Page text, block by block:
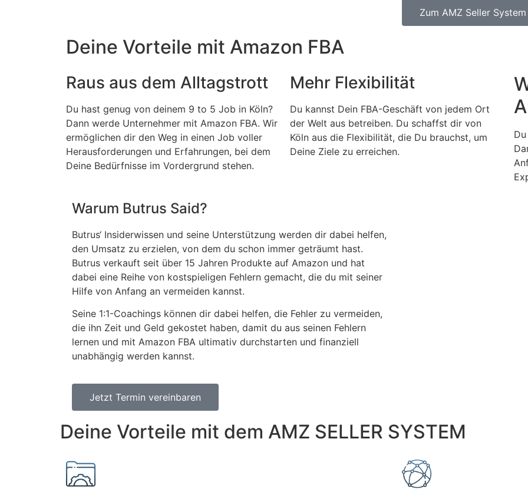
Zum AMZ Seller System
Deine Vorteile mit Amazon FBA
Raus aus dem Alltagstrott
Du hast genug von deinem 9 to 5 Job in Köln?
Dann werde Unternehmer mit Amazon FBA. Wir
ermöglichen dir den Weg in einen Job voller
Herausforderungen und Erfahrungen, bei dem
Deine Bedürfnisse im Vordergrund stehen.
Mehr Flexibilität
Du kannst Dein FBA-Geschäft von jedem Ort
der Welt aus betreiben. Du schaffst dir von
Köln aus die Flexibilität, die Du brauchst, um
Deine Ziele zu erreichen.
Warum Butrus Said?
Butrus‘ Insiderwissen und seine Unterstützung werden dir dabei helfen,
den Umsatz zu erzielen, von dem du schon immer geträumt hast.
Butrus verkauft seit über 15 Jahren Produkte auf Amazon und hat
dabei eine Reihe von kostspieligen Fehlern gemacht, die du mit seiner
Hilfe von Anfang an vermeiden kannst.
Seine 1:1-Coachings können dir dabei helfen, die Fehler zu vermeiden,
die ihn Zeit und Geld gekostet haben, damit du aus seinen Fehlern
lernen und mit Amazon FBA ultimativ durchstarten und finanziell
unabhängig werden kannst.
Jetzt Termin vereinbaren
Deine Vorteile mit dem AMZ SELLER SYSTEM